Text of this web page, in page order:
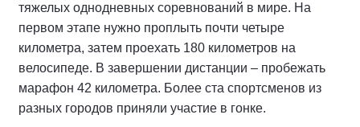
тяжелых однодневных соревнований в мире. На
первом этапе нужно проплыть почти четыре
километра, затем проехать 180 километров на
велосипеде. В завершении дистанции – пробежать
марафон 42 километра. Более ста спортсменов из
разных городов приняли участие в гонке.